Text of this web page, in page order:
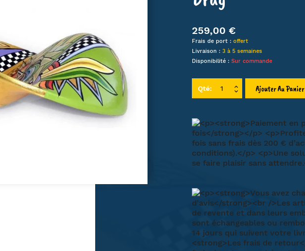
FUN
CHAMBRE ENFANT
CORBEILLE À FRUITS
RÉCIPIENT ET USTENSILE
REPRODUCTION MUCHA
REPRODUCTION KLIMT
REPRODUCTION MONET
259,00 €
Frais de port : offert
Livraison : 3 à 5 semaines
Disponibilité : Sur commande
Qté: Ajouter Au Panier